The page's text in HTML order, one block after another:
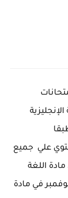
نوفمبر الترم الأول 2023 طبقا
علي جميع
اللغة
نوفمبر في مادة